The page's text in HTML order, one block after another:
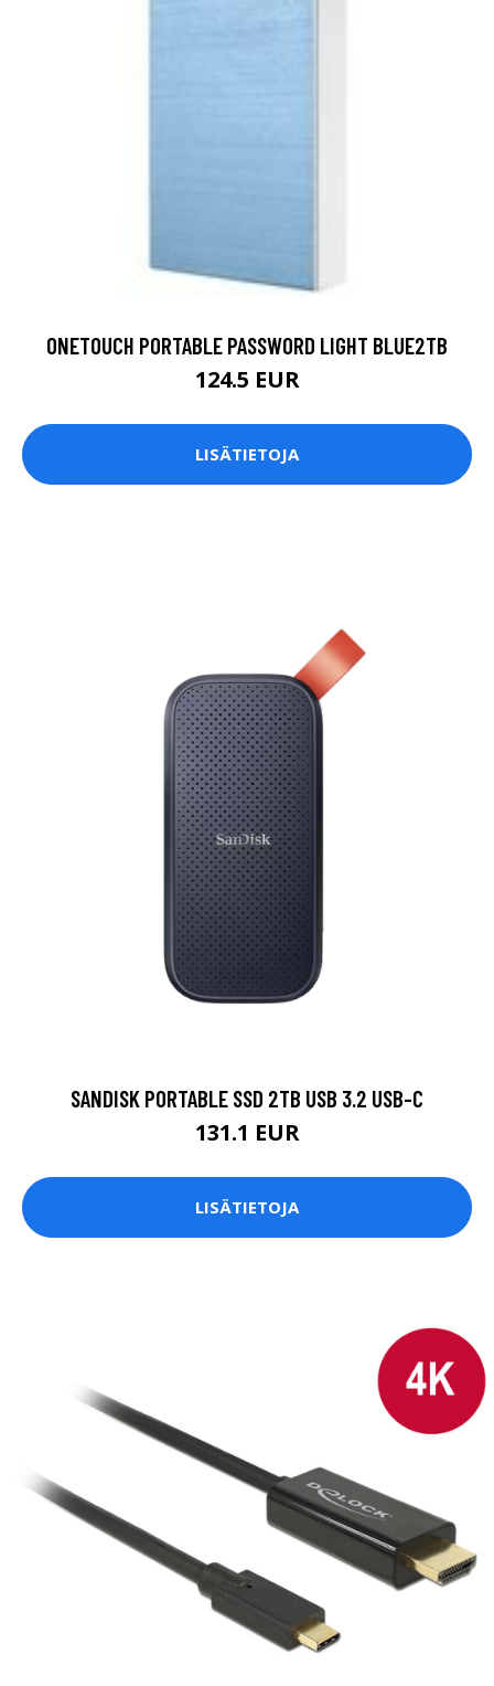
ONETOUCH PORTABLE PASSWORD LIGHT BLUE2TB
124.5 EUR
LISÄTIETOJA
SANDISK PORTABLE SSD 2TB USB 3.2 USB-C
131.1 EUR
LISÄTIETOJA